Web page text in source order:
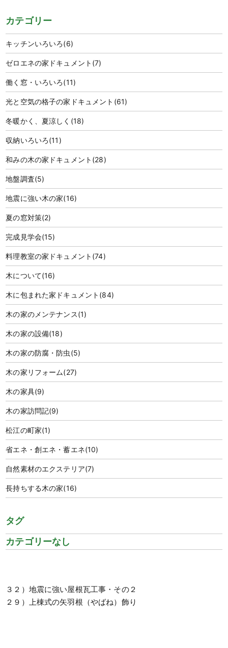
カテゴリー
キッチンいろいろ(6)
ゼロエネの家ドキュメント (7)
働く窓・いろいろ(11)
光と空気の格子の家ドキュメント (61)
冬暖かく、夏涼しく (18)
収納いろいろ(11)
和みの木の家ドキュメント (28)
地盤調査(5)
地震に強い木の家(16)
夏の窓対策(2)
完成見学会(15)
料理教室の家ドキュメント (74)
木について(16)
木に包まれた家ドキュメント (84)
木の家のメンテナンス(1)
木の家の設備(18)
木の家の防腐・防虫 (5)
木の家リフォーム(27)
木の家具(9)
木の家訪問記(9)
松江の町家(1)
省エネ・創エネ・蓄エネ(10)
自然素材のエクステリア(7)
長持ちする木の家(16)
タグ
カテゴリーなし
３２）地震に強い屋根瓦工事・その２
２９）上棟式の矢羽根（やばね）飾り